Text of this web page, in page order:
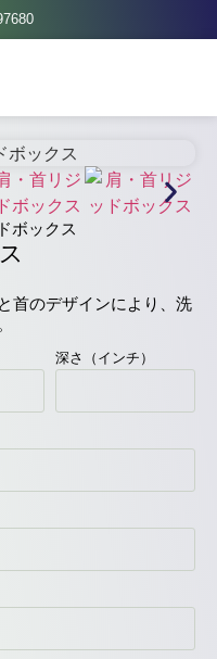
ボックス
首のデザインにより、洗
深さ（インチ）